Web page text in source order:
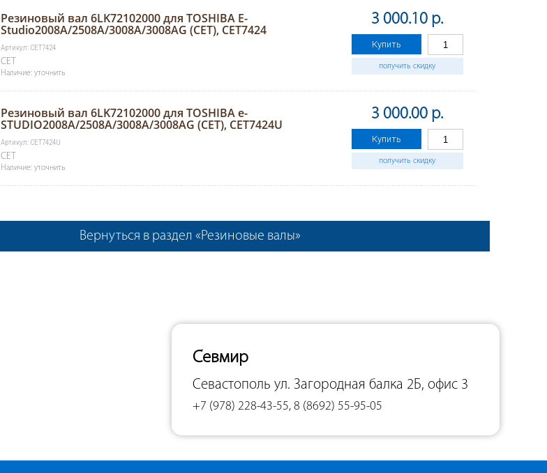
Резиновый вал 6LK72102000 для TOSHIBA E-
Studio2008A/2508A/3008A/3008AG (CET), CET7424
Артикул: CET7424
CET
Наличие: уточнить
3 000.10 р.
Купить
получить скидку
Резиновый вал 6LK72102000 для TOSHIBA e-
STUDIO2008A/2508A/3008A/3008AG (CET), CET7424U
Артикул: CET7424U
CET
Наличие: уточнить
3 000.00 р.
Купить
получить скидку
Вернуться в раздел «Резиновые валы»
Севмир
Севастополь ул. Загородная балка 2Б, офис 3
+7 (978) 228-43-55, 8 (8692) 55-95-05